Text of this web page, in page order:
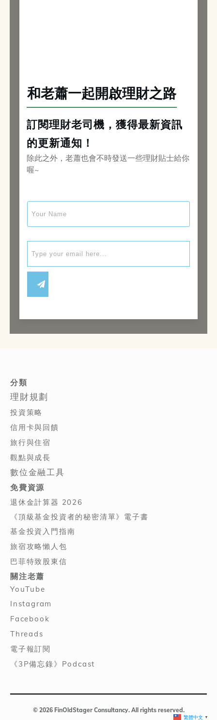
和老蕭一起開啟理財之路
訂閱理財老司機，獲得最新資訊
的更新通知！
除此之外，老蕭也會不時發送一些理財貼士給你
喔~
分類
理財規劃
投資策略
信用卡與回饋
旅行與住宿
觀點與成長
數位金融工具
免費資源
退休金計算器 2026
《頂級基金投資者的秘密清單》電子書
基金投資入門指南
旅宿攻略懶人包
巴菲特致股東信
關注老蕭
YouTube
Instagram
Facebook
Threads
電子報訂閱
《3P備忘錄》Podcast
© 2026 FinOldStager Consultancy. All rights reserved.
繁體中文 ▼